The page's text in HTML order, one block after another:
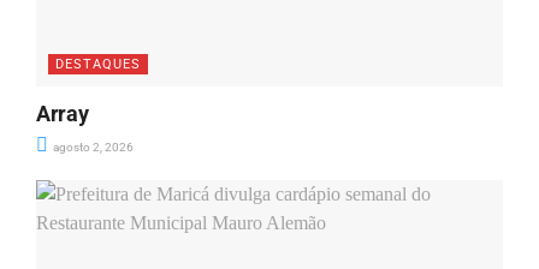
DESTAQUES
Array
agosto 2, 2026